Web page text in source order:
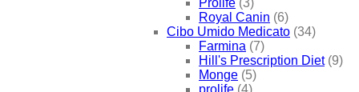
Prolife (3)
Royal Canin (6)
Cibo Umido Medicato (34)
Farmina (7)
Hill's Prescription Diet (9)
Monge (5)
prolife (4)